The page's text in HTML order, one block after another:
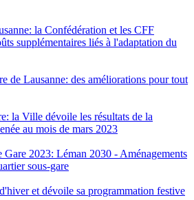
la Confédération et les CFF
supplémentaires liés à l'adaptation du
de Lausanne: des améliorations pour tout
la Ville dévoile les résultats de la
au mois de mars 2023
Gare 2023: Léman 2030 - Aménagements
sous-gare
et dévoile sa programmation festive